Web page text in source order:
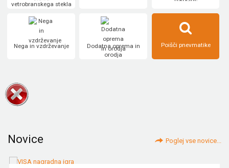
vetrobranskega stekla
Nega in vzdrževanje
Dodatna oprema in
orodja
Poišči pnevmatike
Novice Poglej vse novice...